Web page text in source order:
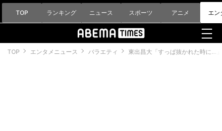
TOP ランキング ニュース スポーツ アニメ エン
TOP エンタメニュース バラエティ 東出昌大「すっぱ抜かれた時に…